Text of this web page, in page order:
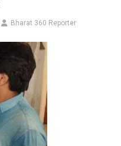
Bharat 360 Reporter